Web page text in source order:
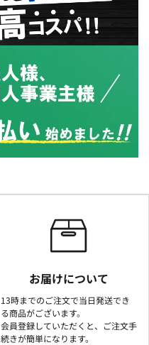
お届けについて
13時までのご注文で当日発送でき
る商品がございます。
会員登録していただくと、ご注文手
続きが簡単になります。